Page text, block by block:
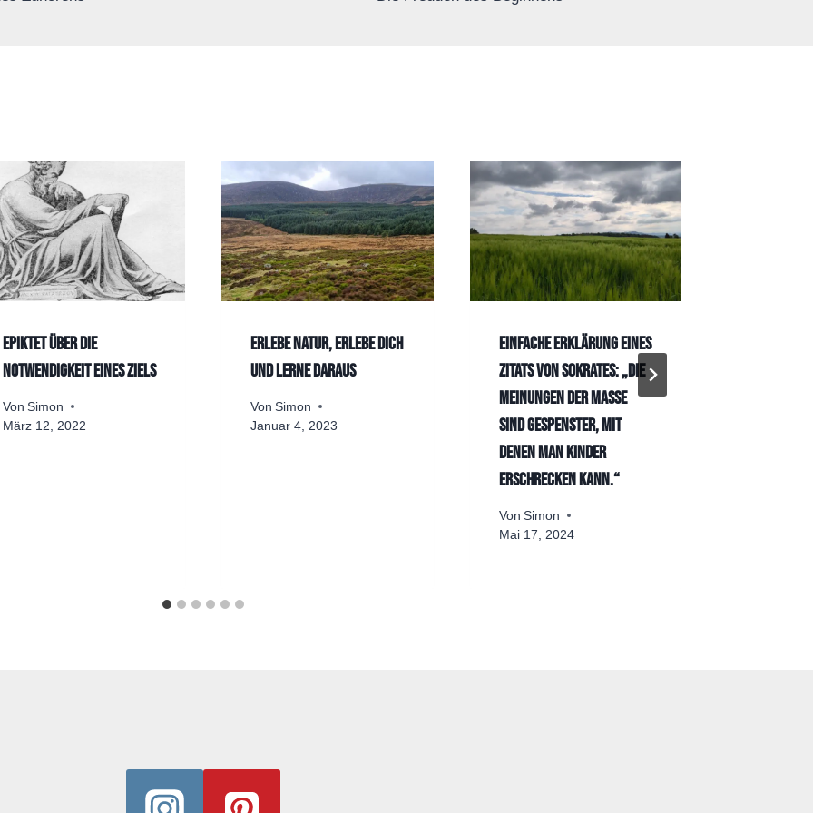
Epiktet über die
Notwendigkeit eines Ziels
Von Simon
März 12, 2022
Erlebe Natur, Erlebe dich
und lerne daraus
Von Simon
Januar 4, 2023
Einfache Erklärung eines
Zitats von Sokrates: „Die
Meinungen der Masse
sind Gespenster, mit
denen man Kinder
erschrecken kann.“
Von Simon
Mai 17, 2024